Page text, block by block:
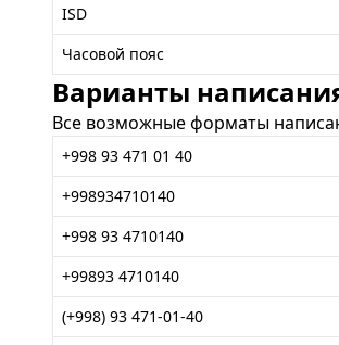
ISD
Часовой пояс
Варианты
Все возможные форматы
+998 93 471 01 40
+998934710140
+998 93 4710140
+99893 4710140
(+998) 93 471-01-40